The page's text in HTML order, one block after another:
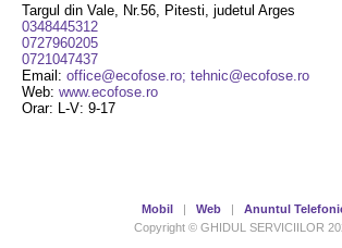
Targul din Vale, Nr.56, Pitesti, judetul Arges
0348445312
0727960205
0721047437
Email: office@ecofose.ro; tehnic@ecofose.ro
Web: www.ecofose.ro
Orar: L-V: 9-17
Mobil | Web | Anuntul
Copyright © GHIDUL SERVICIILOR